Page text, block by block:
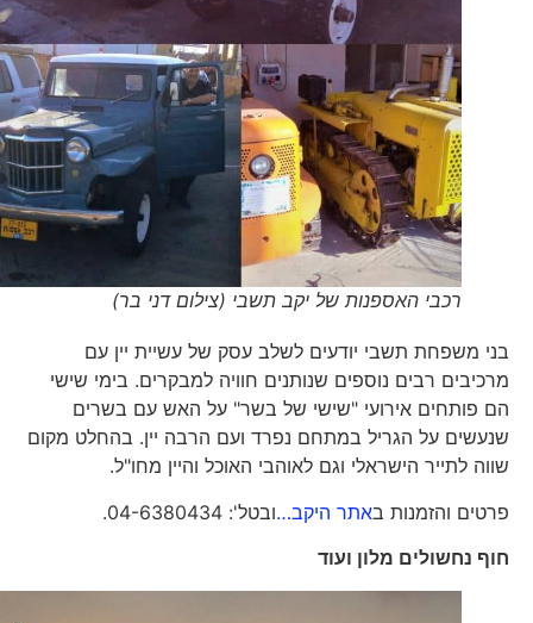
רכבי האספנות של יקב תשבי (צילום דני בר)
בני משפחת תשבי יודעים לשלב עסק של עשיית יין עם
מרכיבים רבים נוספים שנותנים חוויה למבקרים. בימי שישי
הם פותחים אירועי "שישי של בשר" על האש עם בשרים
שנעשים על הגריל במתחם נפרד ועם הרבה יין. בהחלט מקום
שווה לתייר הישראלי וגם לאוהבי האוכל והיין מחו"ל.
פרטים והזמנות באתר היקב…ובטל': 04-6380434.
חוף נחשולים מלון ועוד